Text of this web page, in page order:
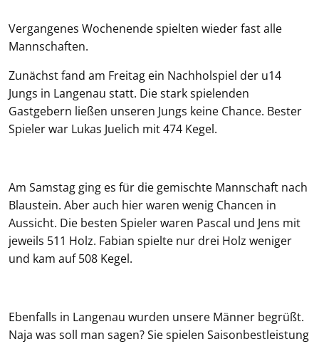
Vergangenes Wochenende spielten wieder fast alle
Mannschaften.
Zunächst fand am Freitag ein Nachholspiel der u14
Jungs in Langenau statt. Die stark spielenden
Gastgebern ließen unseren Jungs keine Chance. Bester
Spieler war Lukas Juelich mit 474 Kegel.
Am Samstag ging es für die gemischte Mannschaft nach
Blaustein. Aber auch hier waren wenig Chancen in
Aussicht. Die besten Spieler waren Pascal und Jens mit
jeweils 511 Holz. Fabian spielte nur drei Holz weniger
und kam auf 508 Kegel.
Ebenfalls in Langenau wurden unsere Männer begrüßt.
Naja was soll man sagen? Sie spielen Saisonbestleistung